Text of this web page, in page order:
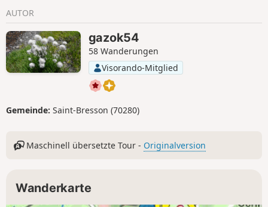
AUTOR
gazok54
58 Wanderungen
Visorando-Mitglied
Gemeinde: Saint-Bresson (70280)
Maschinell übersetzte Tour - Originalversion
Wanderkarte